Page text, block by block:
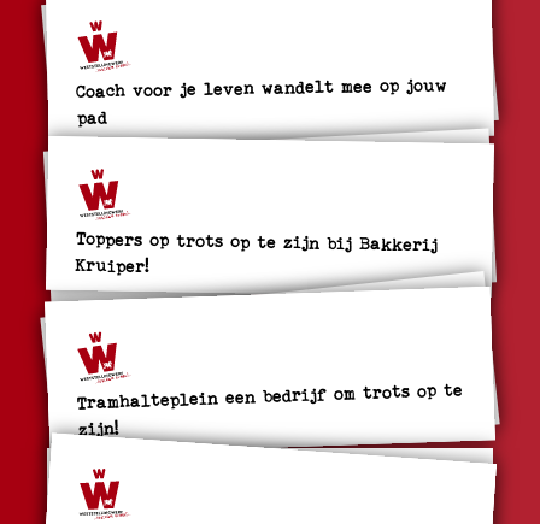
Coach voor je leven wandelt mee op jouw
pad
Toppers op trots op te zijn bij Bakkerij
Kruiper!
Tramhalteplein een bedrijf om trots op te
zijn!